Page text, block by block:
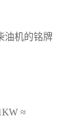
油机的铭牌
≈